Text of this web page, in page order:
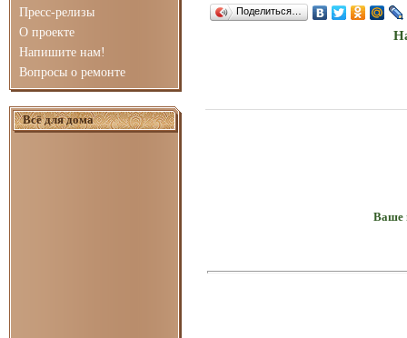
Пресс-релизы
О проекте
Напишите нам!
Вопросы о ремонте
Всё для дома
Поделиться…
Ваше